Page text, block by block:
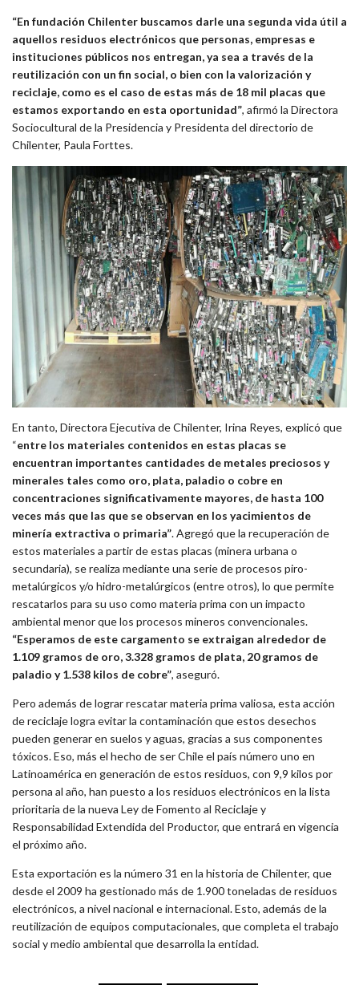
“En fundación Chilenter buscamos darle una segunda vida útil a
aquellos residuos electrónicos que personas, empresas e
instituciones públicos nos entregan, ya sea a través de la
reutilización con un fin social, o bien con la valorización y
reciclaje, como es el caso de estas más de 18 mil placas que
estamos exportando en esta oportunidad”, afirmó la Directora
Sociocultural de la Presidencia y Presidenta del directorio de
Chilenter, Paula Forttes.
En tanto, Directora Ejecutiva de Chilenter, Irina Reyes, explicó que
“entre los materiales contenidos en estas placas se
encuentran importantes cantidades de metales preciosos y
minerales tales como oro, plata, paladio o cobre en
concentraciones significativamente mayores, de hasta 100
veces más que las que se observan en los yacimientos de
minería extractiva o primaria”. Agregó que la recuperación de
estos materiales a partir de estas placas (minera urbana o
secundaria), se realiza mediante una serie de procesos piro-
metalúrgicos y/o hidro-metalúrgicos (entre otros), lo que permite
rescatarlos para su uso como materia prima con un impacto
ambiental menor que los procesos mineros convencionales.
“Esperamos de este cargamento se extraigan alrededor de
1.109 gramos de oro, 3.328 gramos de plata, 20 gramos de
paladio y 1.538 kilos de cobre”, aseguró.
Pero además de lograr rescatar materia prima valiosa, esta acción
de reciclaje logra evitar la contaminación que estos desechos
pueden generar en suelos y aguas, gracias a sus componentes
tóxicos. Eso, más el hecho de ser Chile el país número uno en
Latinoamérica en generación de estos residuos, con 9,9 kilos por
persona al año, han puesto a los residuos electrónicos en la lista
prioritaria de la nueva Ley de Fomento al Reciclaje y
Responsabilidad Extendida del Productor, que entrará en vigencia
el próximo año.
Esta exportación es la número 31 en la historia de Chilenter, que
desde el 2009 ha gestionado más de 1.900 toneladas de residuos
electrónicos, a nivel nacional e internacional. Esto, además de la
reutilización de equipos computacionales, que completa el trabajo
social y medio ambiental que desarrolla la entidad.